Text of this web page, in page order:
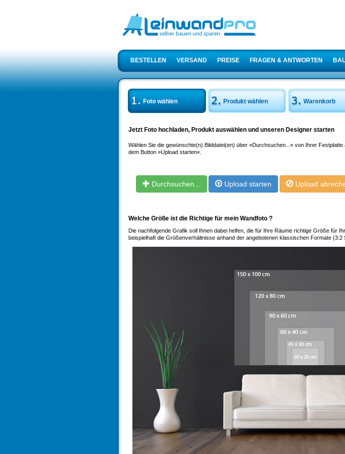
BESTELLEN VERSAND PREISE FRAGEN & ANTWORTEN
Foto wählen Produkt wählen Warenkorb
Jetzt Foto hochladen, Produkt auswählen und unseren Designer starten
Wählen Sie die gewünschte(n) Bilddatei(en) über »Durchsuchen...« von Ihrer
dem Button »Upload starten«.
Durchsuchen... Upload starten Upload
Welche Größe ist die Richtige für mein Wandfoto ?
Die nachfolgende Grafik soll Ihnen dabei helfen, die für Ihre Räume richtige Größe für
beispielhaft die Größenverhältnisse anhand der angebotenen klassischen Formate (3:2